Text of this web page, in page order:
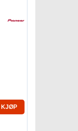
KJØP